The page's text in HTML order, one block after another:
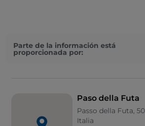
encontraron sepultura: aquí está
Parte de la información está
proporcionada por:
Paso della Futa
Passo della Futa,
Italia